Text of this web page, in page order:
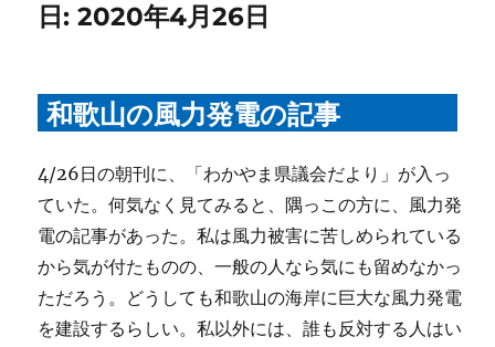
日:2020年4月26日
和歌山の風力発電の記事
4/26日の朝刊に、「わかやま県議会だより」が入っ
ていた。何気なく見てみると、隅っこの方に、風力発
電の記事があった。私は風力被害に苦しめられている
から気が付たものの、一般の人なら気にも留めなかっ
ただろう。どうしても和歌山の海岸に巨大な風力発電
を建設するらしい。私以外には、誰も反対する人はい